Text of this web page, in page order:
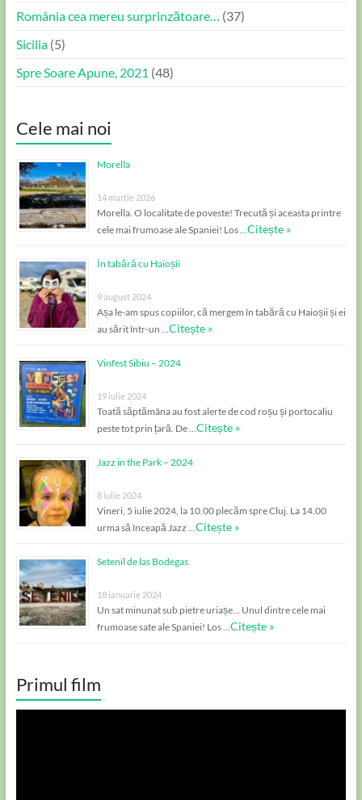
România cea mereu surprinzătoare… (37)
Sicilia(5)
Spre Soare Apune, 2021 (48)
Cele mai noi
Morella
14 martie 2026
Morella. O localitate de poveste! Trecută și aceasta printre
cele mai frumoase ale Spaniei! Los …Citește »
În tabără cu Haioșii
9 august 2024
Așa le-am spus copiilor, că mergem în tabără cu Haioșii și ei
au sărit într-un …Citește »
Vinfest Sibiu – 2024
19 iulie 2024
Toată săptămâna au fost alerte de cod roșu și portocaliu
peste tot prin țară. De …Citește »
Jazz in the Park – 2024
8 iulie 2024
Vineri, 5 iulie 2024, la 10.00 plecăm spre Cluj. La 14.00
urma să înceapă Jazz …Citește »
Setenil de las Bodegas
18 ianuarie 2024
Un sat minunat sub pietre uriașe… Unul dintre cele mai
frumoase sate ale Spaniei! Los …Citește »
Primul film